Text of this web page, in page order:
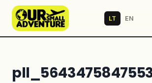
LT EN